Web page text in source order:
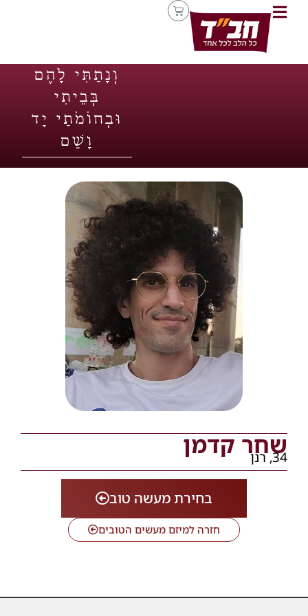
וְנָתַתִּי לָהֶם
בְּבֵיתִי
וּבְחוֹמֹתַי יָד
וָשֵׁם
שחר קדמן
34, רנן
בחירת מעשה טוב
חזרה למיזם מעשים הטובים